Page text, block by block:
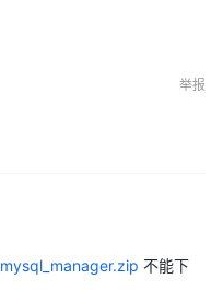
举报
不能下